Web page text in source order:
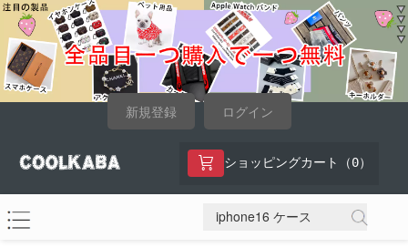
新規登録 ログイン
ショッピングカート（ 0）